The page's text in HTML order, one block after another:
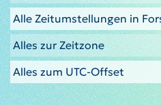
Alle Zeitumstellungen in
Alles zur Zeitzone
Alles zum UTC-Offset